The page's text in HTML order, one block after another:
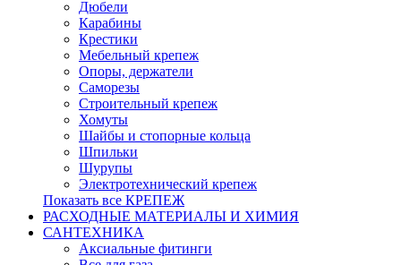
Дюбели
Карабины
Крестики
Мебельный крепеж
Опоры, держатели
Саморезы
Строительный крепеж
Хомуты
Шайбы и стопорные кольца
Шпильки
Шурупы
Электротехнический крепеж
Показать все КРЕПЕЖ
РАСХОДНЫЕ МАТЕРИАЛЫ И ХИМИЯ
САНТЕХНИКА
Аксиальные фитинги